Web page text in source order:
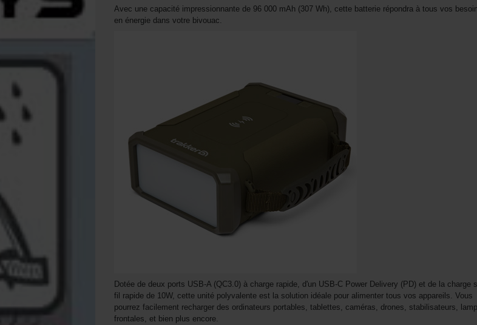
Avec une capacité impressionnante de 96 000 mAh (307 Wh), cette batterie répondra à tous vos
en énergie dans votre bivouac.
Dotée de deux ports USB-A (QC3.0) à charge rapide, d'un USB-C Power Delivery (PD) et de la charge
fil rapide de 10W, cette unité polyvalente est la solution idéale pour alimenter tous vos appareils. Vous
pourrez facilement recharger des ordinateurs portables, tablettes, caméras, drones, stabilisateurs,
frontales, et bien plus encore.